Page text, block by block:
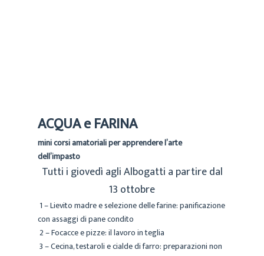
ACQUA e FARINA
mini corsi amatoriali per apprendere l’arte
dell’impasto
Tutti i giovedì agli Albogatti a partire dal
13 ottobre
1 – Lievito madre e selezione delle farine: panificazione
con assaggi di pane condito
2 – Focacce e pizze: il lavoro in teglia
3 – Cecina, testaroli e cialde di farro: preparazioni non